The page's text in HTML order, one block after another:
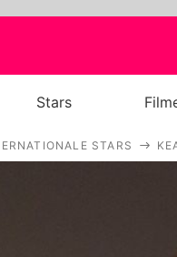
Stars
STARS